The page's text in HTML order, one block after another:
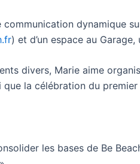
dynamique
) et d’un espace au
divers, Marie aime
la célébration du premier
les bases de Be